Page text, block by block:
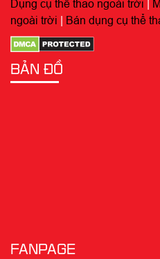
Dụng cụ thể thao ngoài trời |
ngoài trời | Bán dụng cụ thể
BẢN ĐỒ
FANPAGE